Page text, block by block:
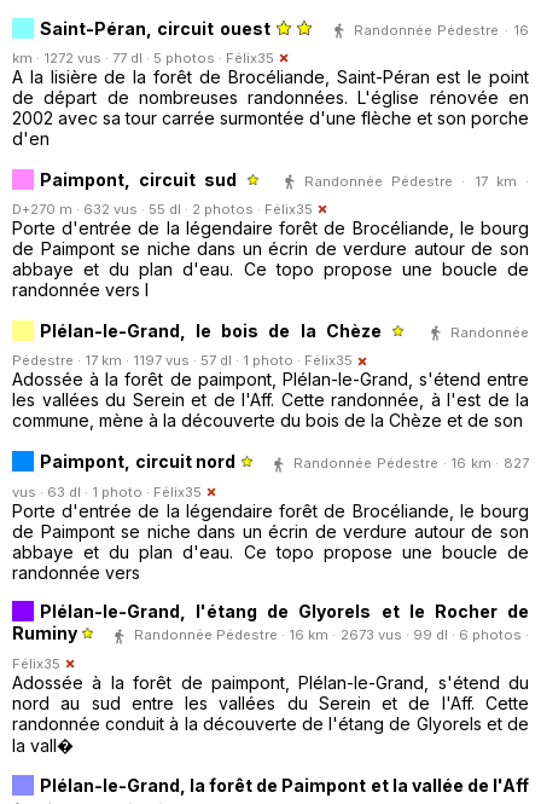
Saint-Péran, circuit ouest
Randonnée Pédestre · 16
km · 1272 vus · 77 dl · 5 photos · Félix35
A la lisière de la forêt de Brocéliande, Saint-Péran est le point
de départ de nombreuses randonnées. L'église rénovée en
2002 avec sa tour carrée surmontée d'une flèche et son porche
d'en
Paimpont, circuit sud
Randonnée Pédestre · 17 km ·
D+270 m · 632 vus · 55 dl · 2 photos · Félix35
Porte d'entrée de la légendaire forêt de Brocéliande, le bourg
de Paimpont se niche dans un écrin de verdure autour de son
abbaye et du plan d'eau. Ce topo propose une boucle de
randonnée vers l
Plélan-le-Grand, le bois de la Chèze
Randonnée
Pédestre · 17 km · 1197 vus · 57 dl · 1 photo · Félix35
Adossée à la forêt de paimpont, Plélan-le-Grand, s'étend entre
les vallées du Serein et de l'Aff. Cette randonnée, à l'est de la
commune, mène à la découverte du bois de la Chèze et de son
Paimpont, circuit nord
Randonnée Pédestre · 16 km · 827
vus · 63 dl · 1 photo · Félix35
Porte d'entrée de la légendaire forêt de Brocéliande, le bourg
de Paimpont se niche dans un écrin de verdure autour de son
abbaye et du plan d'eau. Ce topo propose une boucle de
randonnée vers
Plélan-le-Grand, l'étang de Glyorels et le Rocher de
Ruminy
Randonnée Pédestre · 16 km · 2673 vus · 99 dl · 6 photos ·
Félix35
Adossée à la forêt de paimpont, Plélan-le-Grand, s'étend du
nord au sud entre les vallées du Serein et de l'Aff. Cette
randonnée conduit à la découverte de l'étang de Glyorels et de
la vall�
Plélan-le-Grand, la forêt de Paimpont et la vallée de l'Aff